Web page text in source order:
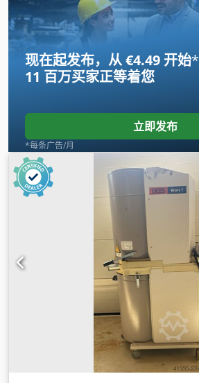
现在起发布，从 €4.49 开始*
11 百万买家正等着您
立即发布
*每条广告/月